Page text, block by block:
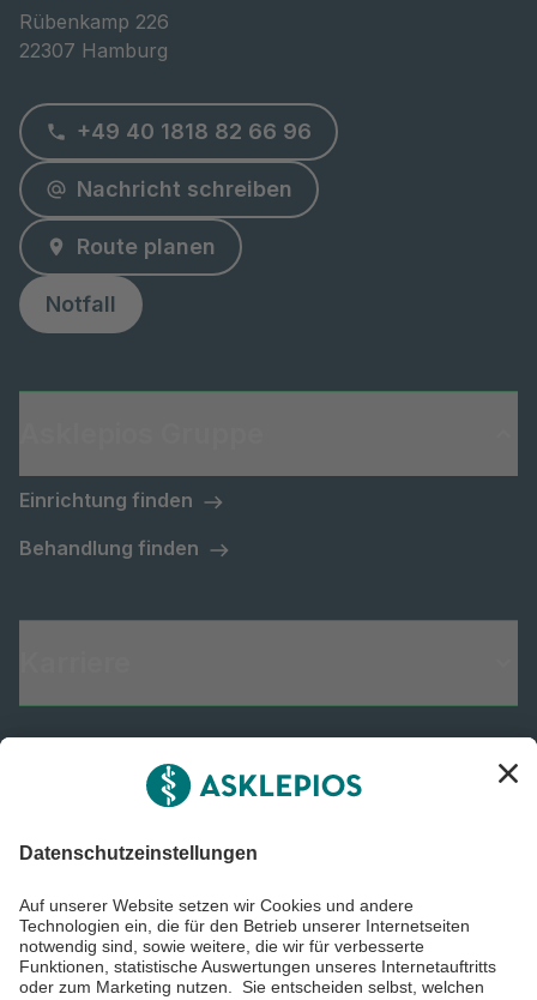
Rübenkamp 226
22307 Hamburg
+49 40 1818 82 66 96
Nachricht schreiben
Route planen
Notfall
Einrichtung finden
Behandlung finden
Informiert bleiben